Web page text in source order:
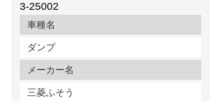
3-25002
車種名
ダンプ
メーカー名
三菱ふそう